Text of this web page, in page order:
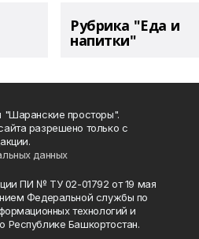
Рубрика "Еда и
напитки"
просторы".
разрешено только с
данных
ПИ № ТУ 02-01792 от 19 мая
Федеральной службы по
технологий и
Республике Башкортостан.